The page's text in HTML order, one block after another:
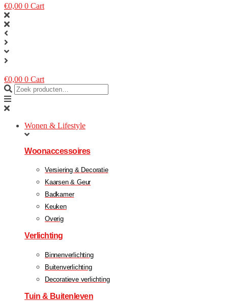
€0,00 0 Cart
€0,00 0 Cart
Wonen & Lifestyle
Woonaccessoires
Versiering & Decoratie
Kaarsen & Geur
Badkamer
Keuken
Overig
Verlichting
Binnenverlichting
Buitenverlichting
Decoratieve verlichting
Tuin & Buitenleven